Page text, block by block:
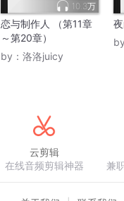
10.3万
恋与制作人 （第11章
～第20章）
by： 洛洛juicy
云剪辑
在线音频剪辑神器
兼